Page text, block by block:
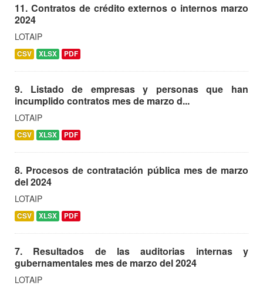
11. Contratos de crédito externos o internos marzo
2024
LOTAIP
CSV XLSX PDF
9. Listado de empresas y personas que han
incumplido contratos mes de marzo d...
LOTAIP
CSV XLSX PDF
8. Procesos de contratación pública mes de marzo
del 2024
LOTAIP
CSV XLSX PDF
7. Resultados de las auditorias internas y
gubernamentales mes de marzo del 2024
LOTAIP